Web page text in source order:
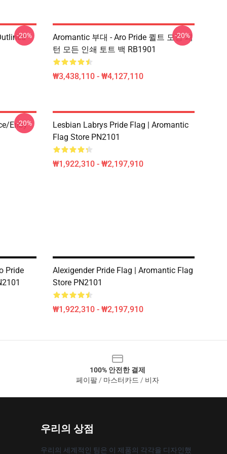
-20%
Aromantic 부대 - Aro Pride 퀼트 모양 패
턴 모든 인쇄 토트 백 RB1901
₩3,438,110 - ₩4,127,110
-20%
enby
-20%
Lesbian Labrys Pride Flag | Aromantic
Flag Store PN2101
₩1,922,310 - ₩2,197,910
Pride
Alexigender Pride Flag | Aromantic Flag
Store PN2101
₩1,922,310 - ₩2,197,910
100% 안전한 결제
페이팔 / 마스터카드 / 비자
우리의 상점
우리의 세계적인 팀은 이 제품의 각각을 디자인했